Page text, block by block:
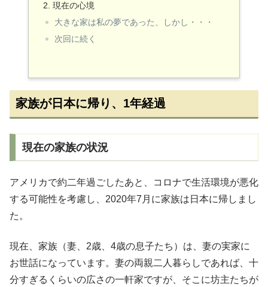
現在の心境
大きな家は私の夢であった、しかし・・・
次回に続く
家族が日本に帰り、1年経過
現在の家族の状況
アメリカで約二年過ごしたあと、コロナで生活環境が悪化
する可能性を考慮し、2020年7月に家族は日本に帰しまし
た。
現在、家族（妻、2歳、4歳の息子たち）は、妻の実家に
お世話になっています。妻の両親二人暮らしであれば、十
分すぎるくらいの広さの一軒家ですが、そこに坊主たちが